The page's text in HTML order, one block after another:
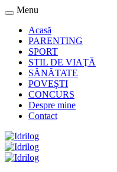
Menu
Acasă
PARENTING
SPORT
STIL DE VIAŢĂ
SĂNĂTATE
POVEŞTI
CONCURS
Despre mine
Contact